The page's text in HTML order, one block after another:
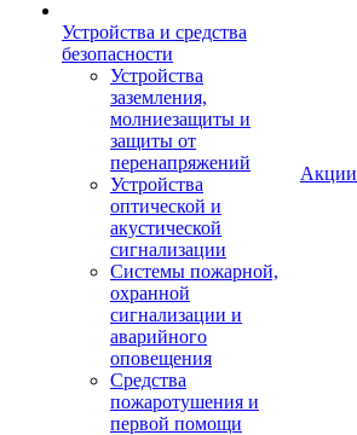
Устройства и средства
безопасности
Устройства
заземления,
молниезащиты и
защиты от
перенапряжений
Устройства
оптической и
акустической
сигнализации
Системы пожарной,
охранной
сигнализации и
аварийного
оповещения
Средства
пожаротушения и
первой помощи
Акции